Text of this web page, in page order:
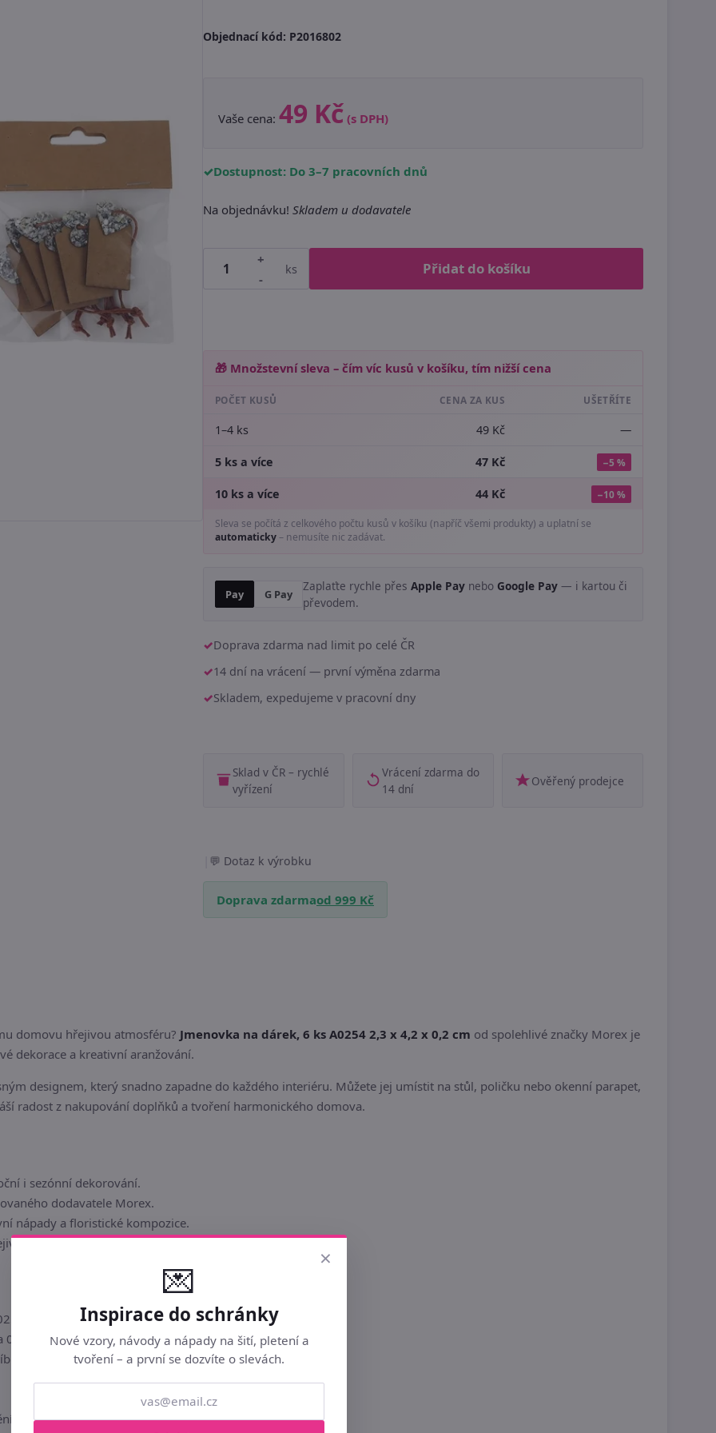
Objednací kód: P2016802
Vaše cena: 49 Kč (s DPH)
Dostupnost: Do 3–7 pracovních dnů
Na objednávku! Skladem u dodavatele
+
-
ks Přidat do košíku
🎁 Množstevní sleva – čím víc kusů v košíku, tím nižší cena
POČET KUSŮ CENA ZA KUS UŠETŘÍTE
1–4 ks 49 Kč —
5 ks a více 47 Kč −5 %
10 ks a více 44 Kč −10 %
Sleva se počítá z celkového počtu kusů v košíku (napříč všemi produkty) a uplatní se
automaticky– nemusíte nic zadávat.
Pay G Pay
Zaplaťte rychle přes Apple Pay nebo Google Pay — i kartou či
převodem.
Doprava zdarma nad limit po celé ČR
14 dní na vrácení — první výměna zdarma
Skladem, expedujeme v pracovní dny
Sklad v ČR – rychlé
vyřízení
Vrácení zdarma do
14 dní
Ověřený prodejce
Dotaz k výrobku
Doprava zdarmaod 999 Kč
domovu hřejivou atmosféru? Jmenovka na dárek, 6 ks A0254 2,3 x 4,2 x 0,2 cm od spolehlivé značky Morex je
dekorace a kreativní aranžování.
designem, který snadno zapadne do každého interiéru. Můžete jej umístit na stůl, poličku nebo okenní parapet,
radost z nakupování doplňků a tvoření harmonického domova.
i sezónní dekorování.
dodavatele Morex.
nápady a floristické kompozice.
atmosféře v každé místnosti.
2,3 x 4,2 x 0,2 cm
cm
interiéru
×
💌
Inspirace do schránky
Nové vzory, návody a nápady na šití, pletení a
tvoření – a první se dozvíte o slevách.